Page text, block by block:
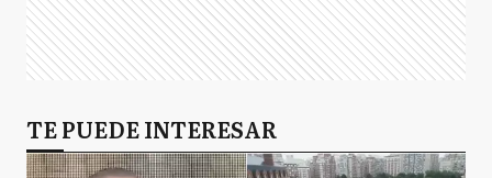
TE PUEDE INTERESAR